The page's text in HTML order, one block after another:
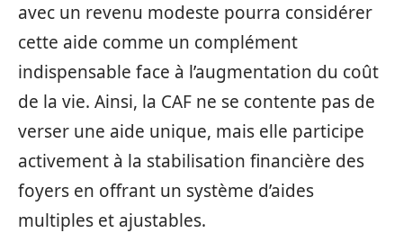
avec un revenu modeste pourra considérer
cette aide comme un complément
indispensable face à l’augmentation du coût
de la vie. Ainsi, la CAF ne se contente pas de
verser une aide unique, mais elle participe
activement à la stabilisation financière des
foyers en offrant un système d’aides
multiples et ajustables.